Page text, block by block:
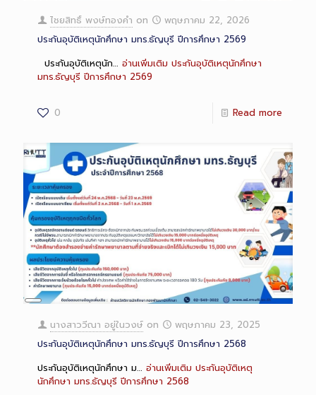
ไชยสิทธิ์ พงษ์ทองคำ on
พฤษภาคม 22, 2026
ประกันอุบัติเหตุนักศึกษา มทร.ธัญบุรี ปีการศึกษา 2569
ประกันอุบัติเหตุนัก… อ่านเพิ่มเติม ประกันอุบัติเหตุนักศึกษา
มทร.ธัญบุรี ปีการศึกษา 2569
0 Read more
Long
Description
นางสาววีณา อยู่ในวงษ์ on
พฤษภาคม 23, 2025
ประกันอุบัติเหตุนักศึกษา มทร.ธัญบุรี ปีการศึกษา 2568
ประกันอุบัติเหตุนักศึกษา ม… อ่านเพิ่มเติม ประกันอุบัติเหตุ
นักศึกษา มทร.ธัญบุรี ปีการศึกษา 2568